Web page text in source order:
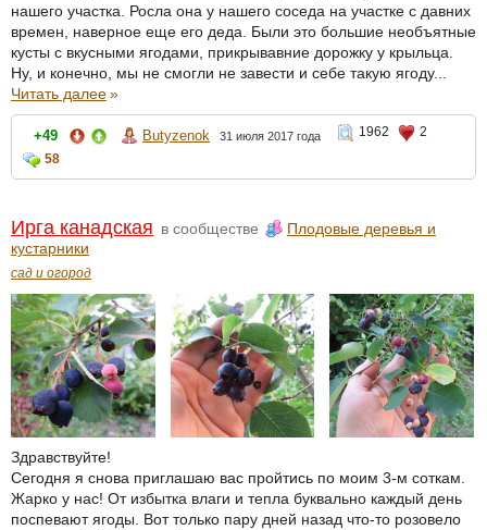
нашего участка. Росла она у нашего соседа на участке с давних
времен, наверное еще его деда. Были это большие необъятные
кусты с вкусными ягодами, прикрывавние дорожку у крыльца.
Ну, и конечно, мы не смогли не завести и себе такую ягоду...
Читать далее»
+49 Butyzenok 31 июля 2017 года 1962
2
58
Ирга канадская в сообществе
Плодовые деревья и
кустарники
сад и огород
Здравствуйте!
Сегодня я снова приглашаю вас пройтись по моим 3-м соткам.
Жарко у нас! От избытка влаги и тепла буквально каждый день
поспевают ягоды. Вот только пару дней назад что-то розовело